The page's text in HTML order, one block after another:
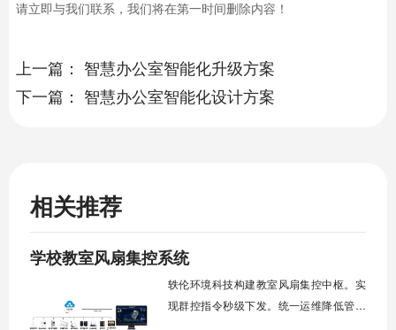
请立即与我们联系，我们将在第一时间删除内容！
上一篇： 智慧办公室智能化升级方案
下一篇： 智慧办公室智能化设计方案
相关推荐
学校教室风扇集控系统
轶伦环境科技构建教室风扇集控中枢。实
现群控指令秒级下发。统一运维降低管理